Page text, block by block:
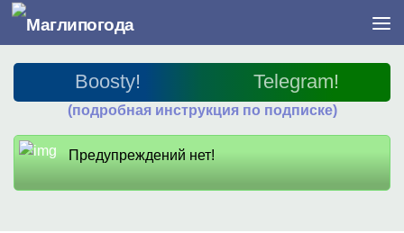
Перейти к содержимому
Boosty! Telegram!
(подробная инструкция по подписке)
Предупреждений нет!